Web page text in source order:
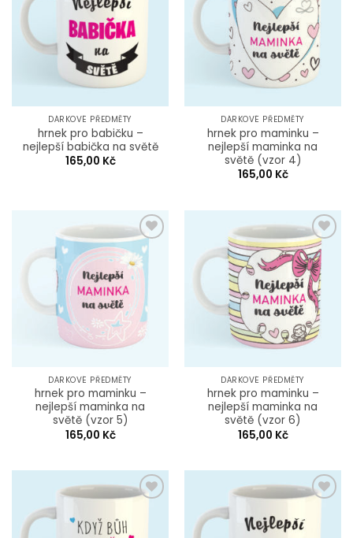
DÁRKOVÉ PŘEDMĚTY
hrnek pro babičku –
nejlepší babička na světě
165,00 Kč
DÁRKOVÉ PŘEDMĚTY
hrnek pro maminku –
nejlepší maminka na
světě (vzor 4)
165,00 Kč
Add to
Wishlist
DÁRKOVÉ PŘEDMĚTY
hrnek pro maminku –
nejlepší maminka na
světě (vzor 5)
165,00 Kč
Add to
Wishlist
DÁRKOVÉ PŘEDMĚTY
hrnek pro maminku –
nejlepší maminka na
světě (vzor 6)
165,00 Kč
Wishlist
Wishlist